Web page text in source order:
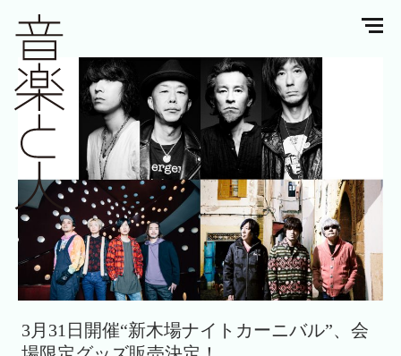
3月31日開催“新木場ナイトカーニバル”、会